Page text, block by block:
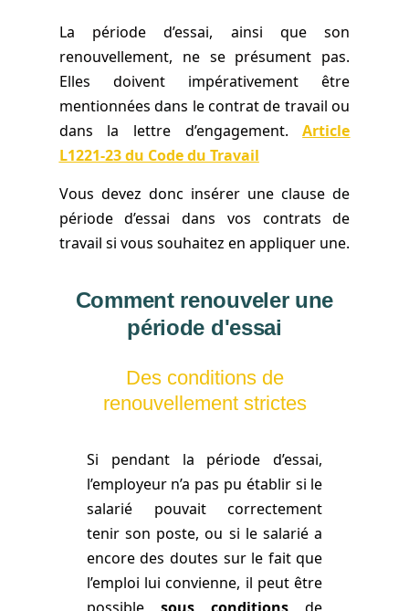
La période d’essai, ainsi que son
renouvellement, ne se présument pas.
Elles doivent impérativement être
mentionnées dans le contrat de travail ou
dans la lettre d’engagement.Article
L1221-23 du Code du Travail
Vous devez donc insérer une clause de
période d’essai dans vos contrats de
travail si vous souhaitez en appliquer une.
Comment renouveler une
période d'essai
Des conditions de
renouvellement strictes
Si pendant la période d’essai,
l’employeur n’a pas pu établir si le
salarié pouvait correctement
tenir son poste, ou si le salarié a
encore des doutes sur le fait que
l’emploi lui convienne, il peut être